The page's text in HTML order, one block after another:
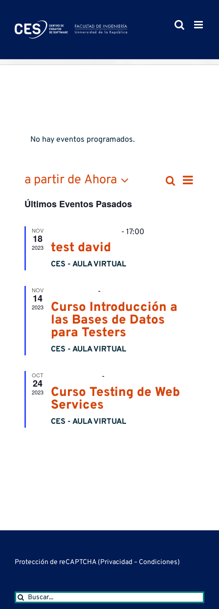
contenido
No hay eventos programados.
de
List
a partir de Ahora
Seleccionar
fecha.
Últimos Eventos Pasados
NOV
18
2023
- 17:00
test david
CES - AULA VIRTUAL
NOV
14
2023
-
Curso Introducción a
las Bases de Datos
para Testers
CES - AULA VIRTUAL
OCT
24
2023
-
Curso Testing de Web
Services
CES - AULA VIRTUAL
Protección de reCAPTCHA (Privacidad – Condiciones)
Buscar: